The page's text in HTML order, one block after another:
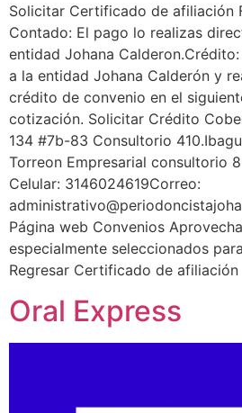
Solicitar Certificado de afiliación
Contado: El pago lo realizas
entidad Johana
a la entidad Johana Calderón y
crédito de convenio en el
cotización. Solicitar Crédito
134 #7b-83 Consultorio
Torreon Empresarial consultorio
Celular: 3146024619Correo:
Página web Convenios
especialmente seleccionados
Regresar Certificado de afiliación
Oral Express